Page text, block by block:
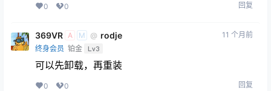
0 0 回复
369VR A M @ rodje
终身会员 铂金 Lv3
11 个月前
可以先卸载，再重装
0 0 回复